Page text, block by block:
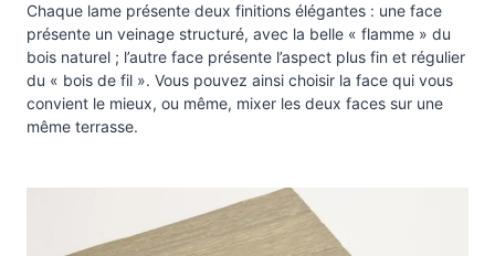
t
e
X
t
o
o
Chaque lame présente deux finitions élégantes : une face
présente un veinage structuré, avec la belle « flamme » du
bois naturel ; l’autre face présente l’aspect plus fin et régulier
du « bois de fil ». Vous pouvez ainsi choisir la face qui vous
convient le mieux, ou même, mixer les deux faces sur une
même terrasse.